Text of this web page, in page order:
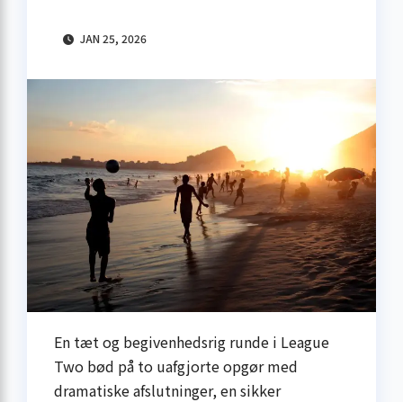
JAN 25, 2026
En tæt og begivenhedsrig runde i League
Two bød på to uafgjorte opgør med
dramatiske afslutninger, en sikker